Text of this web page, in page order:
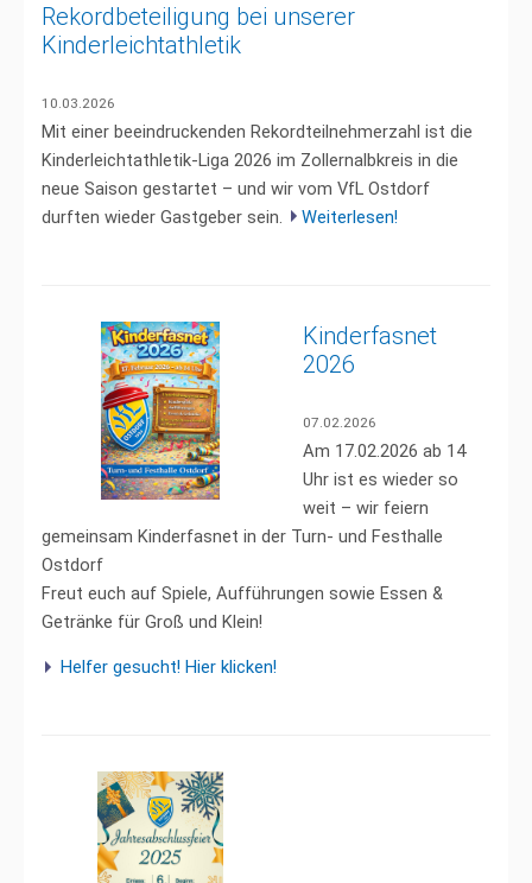
Rekordbeteiligung bei unserer
Kinderleichtathletik
10.03.2026
Mit einer beeindruckenden Rekordteilnehmerzahl ist die
Kinderleichtathletik-Liga 2026 im Zollernalbkreis in die
neue Saison gestartet – und wir vom VfL Ostdorf
durften wieder Gastgeber sein.
Weiterlesen!
Kinderfasnet
2026
07.02.2026
Am 17.02.2026 ab 14
Uhr ist es wieder so
weit – wir feiern
gemeinsam Kinderfasnet in der Turn- und Festhalle
Ostdorf
Freut euch auf Spiele, Aufführungen sowie Essen &
Getränke für Groß und Klein!
Helfer gesucht! Hier klicken!